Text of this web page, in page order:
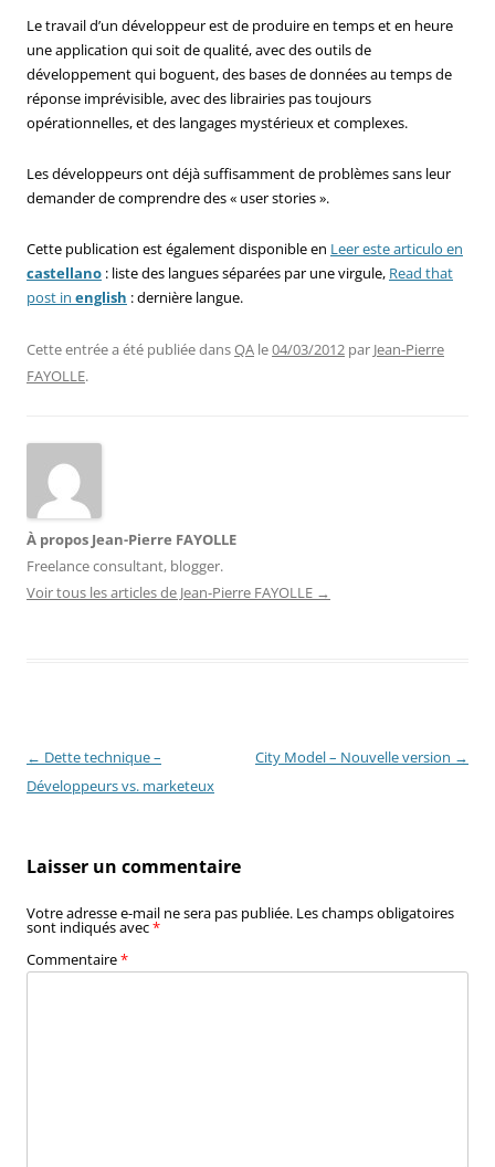
Le travail d’un développeur est de produire en temps et en heure
une application qui soit de qualité, avec des outils de
développement qui boguent, des bases de données au temps de
réponse imprévisible, avec des librairies pas toujours
opérationnelles, et des langages mystérieux et complexes.
Les développeurs ont déjà suffisamment de problèmes sans leur
demander de comprendre des « user stories ».
Cette publication est également disponible en Leer este articulo en
castellano : liste des langues séparées par une virgule, Read that
post in english : dernière langue.
Cette entrée a été publiée dansQA le04/03/2012 par Jean-Pierre
FAYOLLE.
À propos Jean-Pierre FAYOLLE
Freelance consultant, blogger.
Voir tous les articles de Jean-Pierre FAYOLLE →
Navigation
des
← Dette technique –
Développeurs vs. marketeux
City Model – Nouvelle version →
Laisser un commentaire
Votre adresse e-mail ne sera pas publiée. Les champs obligatoires
sont indiqués avec*
Commentaire*